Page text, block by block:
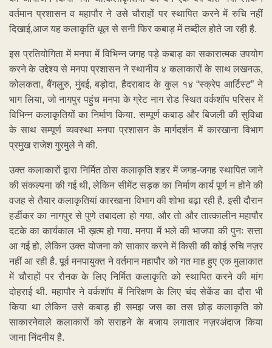
वर्तमान प्रशासन व महापौर ने उसे चौराहों पर स्थापित करने में रुचि नहीं
दिखाई,आज यह कलाकृति धूल से सनी फिर कबाड़ में तब्दील होते जा रही है.
इस प्रतियोगिता में मनपा में विभिन्न जगह पड़े कबाड़ का सकारात्मक उपयोग
करने के उद्देश्य से मनपा प्रशासन ने स्थानीय ४ कलाकारों के साथ लखनऊ,
कोलकता, बैंगलुरु, मुंबई, बड़ोदा, हैदराबाद के कुल १४ “स्क्रेप आर्टिस्ट” ने
भाग लिया, जो नागपुर पहुंच मनपा के ग्रेट नाग रोड स्थित वर्कशॉप परिसर में
विभिन्न कलाकृतियों का निर्माण किया. सम्पूर्ण कबाड़ और बिजली की सुविधा
के साथ सम्पूर्ण व्यवस्था मनपा प्रशासन के मार्गदर्शन में कारखाना विभाग
प्रमुख राजेश गुरमुले ने की.
उक्त कलाकारों द्वारा निर्मित ठोस कलाकृति शहर में जगह-जगह स्थापित जाने
की संकल्पना की गई थी, लेकिन सीमेंट सड़क का निर्माण कार्य पूर्ण न होने की
वजह से तैयार कलाकृतियां कारखाना विभाग की शोभा बढ़ा रही है. इसी दौरान
हर्डीकर का नागपुर से पुणे तबादला हो गया, और तो और तात्कालीन महापौर
दटके का कार्यकाल भी ख़त्म हो गया. मनपा में भले की भाजपा की पुनः सत्ता
आ गई हो, लेकिन उक्त योजना को साकार करने में किसी की कोई रुचि नज़र
नहीं आ रही है. पूर्व मनपायुक्त ने वर्तमान महापौर को गत माह हुए एक मुलाकात
में चौराहों पर रौनक के लिए निर्मित कलाकृति को स्थापित करने की मांग
दोहराई थी. महापौर ने वर्कशॉप में निरिक्षण के लिए चंद सेकेंड का दौरा भी
किया था लेकिन उसे कबाड़ ही समझ जस का तस छोड़ कलाकृति को
साकारनेवाले कलाकारों को सराहने के बजाय लगातार नज़रअंदाज किया
जाना निंदनीय है.